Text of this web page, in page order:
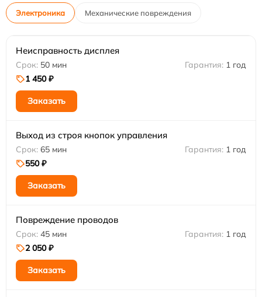
Электроника Механические повреждения
Неисправность дисплея
50 мин
1 год
1 450 ₽
Заказать
Выход из строя кнопок управления
65 мин
1 год
550 ₽
Заказать
Повреждение проводов
45 мин
1 год
2 050 ₽
Заказать